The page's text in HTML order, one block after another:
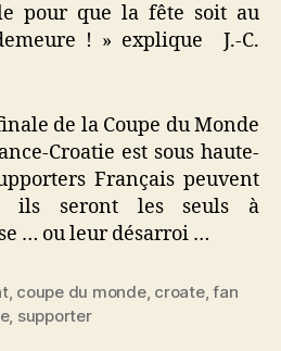
pour que la fête soit au
! » explique J.-C.
de la Coupe du Monde
Croatie est sous haute-
Français peuvent
ils seront les seuls à
… ou leur désarroi …
, coupe du monde, croate,fan
, supporter